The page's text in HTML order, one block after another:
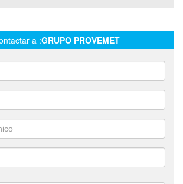
a :GRUPO PROVEMET